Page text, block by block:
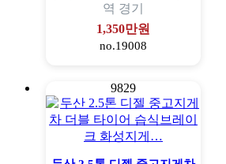
역 경기
1,350만원
no.19008
9829